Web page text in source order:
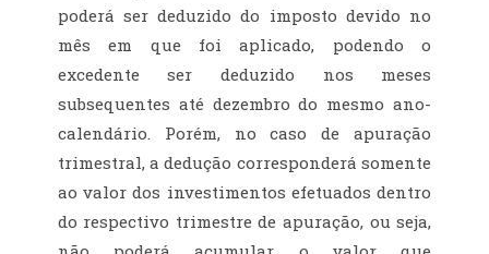
poderá ser deduzido do imposto devido no
mês em que foi aplicado, podendo o
excedente ser deduzido nos meses
subsequentes até dezembro do mesmo ano-
calendário. Porém, no caso de apuração
trimestral, a dedução corresponderá somente
ao valor dos investimentos efetuados dentro
do respectivo trimestre de apuração, ou seja,